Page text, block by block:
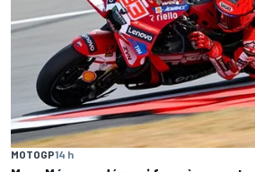
MOTOGP14 h